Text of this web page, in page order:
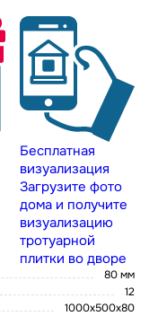
Бесплатная
визуализация
Загрузите фото
дома и получите
визуализацию
тротуарной
плитки во дворе
80 мм
12
1000x500x80